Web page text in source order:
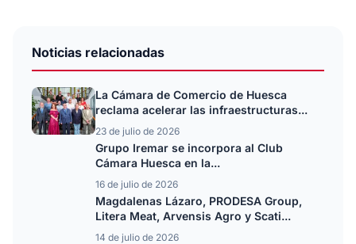
Noticias relacionadas
La Cámara de Comercio de Huesca
reclama acelerar las infraestructuras...
23 de julio de 2026
Grupo Iremar se incorpora al Club
Cámara Huesca en la...
16 de julio de 2026
Magdalenas Lázaro, PRODESA Group,
Litera Meat, Arvensis Agro y Scati...
14 de julio de 2026